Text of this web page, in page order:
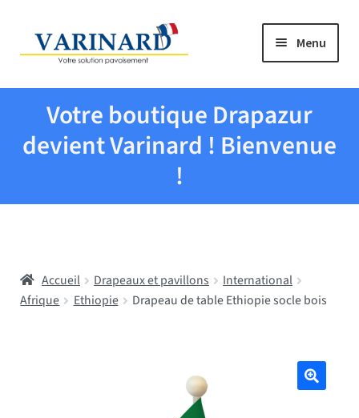
Aller à la navigation
Aller au contenu Menu
Tous les produits
Drapeaux et pavillons
Écoles
Votre boutique Drapazur
devient Varinard ! Bienvenue
!
Accueil Drapeaux et pavillons
International
Afrique
Ethiopie Drapeau de table Ethiopie socle bois